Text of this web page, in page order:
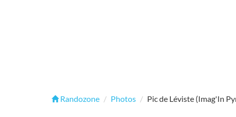
Randozone Photos Pic de Léviste (Imag'In